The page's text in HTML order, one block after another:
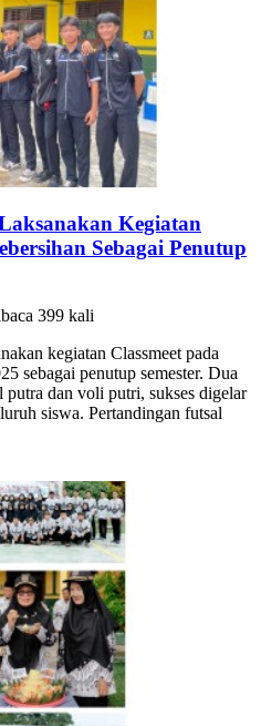
Kegiatan
Sebagai Penutup
399 kali
kegiatan Classmeet pada
sebagai penutup semester. Dua
putra dan voli putri, sukses digelar
siswa. Pertandingan futsal